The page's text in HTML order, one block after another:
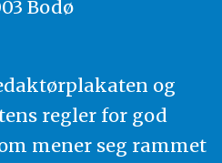
Bodø
og
regler for god
mener seg rammet